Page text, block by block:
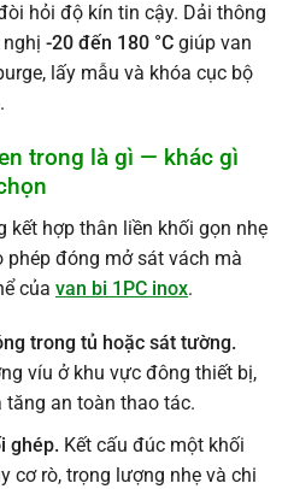
hỏi độ kín tin cậy. Dải thông
-20 đến 180 °C giúp van
lấy mẫu và khóa cục bộ
trong là gì — khác gì
kết hợp thân liền khối gọn nhẹ
phép đóng mở sát vách mà
của van bi 1PC inox.
trong tủ hoặc sát tường.
víu ở khu vực đông thiết bị,
tăng an toàn thao tác.
ghép.Kết cấu đúc một khối
cơ rò, trọng lượng nhẹ và chi